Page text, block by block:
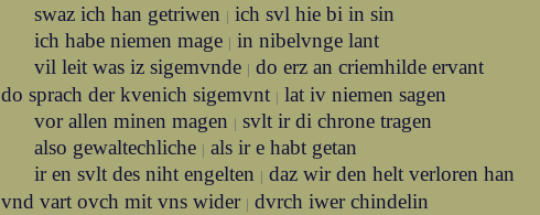
swaz ich han getriwen | ich svl hie bi in sin
ich habe niemen mage | in nibelvnge lant
vil leit was iz sigemvnde | do erz an criemhilde ervant
do sprach der kvenich sigemvnt | lat iv niemen sagen
vor allen minen magen | svlt ir di chrone tragen
also gewaltechliche | als ir e habt getan
ir en svlt des niht engelten | daz wir den helt verloren han
vnd vart ovch mit vns wider | dvrch iwer chindelin